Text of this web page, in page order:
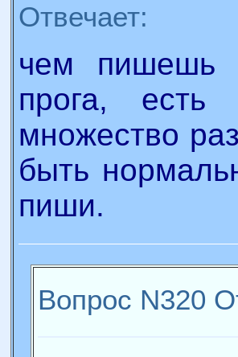
Отвечает:
чем пишешь
прога,
множество
быть
пиши.
Вопрос N320